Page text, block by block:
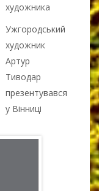
художника
Ужгородський
художник
Артур
Тиводар
презентувався
у Вінниці